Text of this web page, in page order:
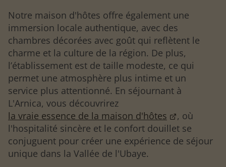
Notre maison d'hôtes offre également une
immersion locale authentique, avec des
chambres décorées avec goût qui reflètent le
charme et la culture de la région. De plus,
l’établissement est de taille modeste, ce qui
permet une atmosphère plus intime et un
service plus attentionné. En séjournant à
L'Arnica, vous découvrirez
la vraie essence de la maison d'hôtes
, où
l'hospitalité sincère et le confort douillet se
conjuguent pour créer une expérience de séjour
unique dans la Vallée de l'Ubaye.